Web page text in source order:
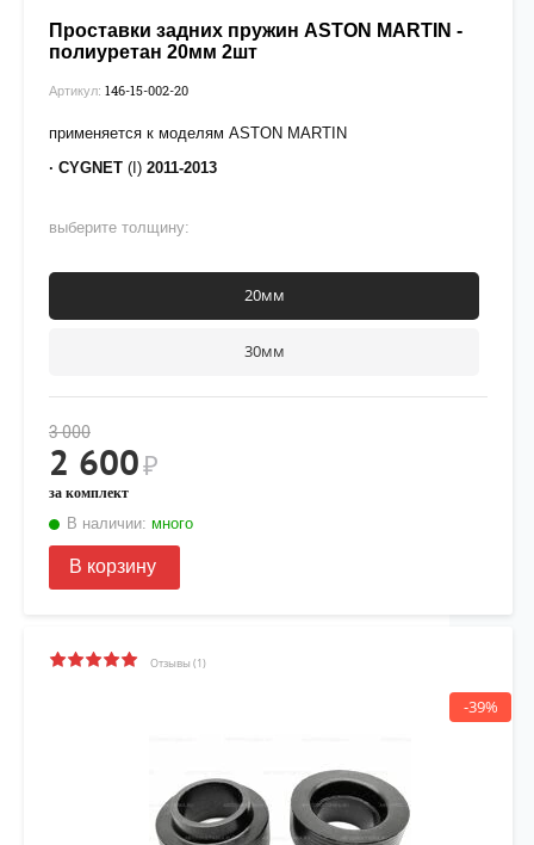
Проставки задних пружин ASTON MARTIN -
полиуретан 20мм 2шт
Артикул: 146-15-002-20
применяется к моделям ASTON MARTIN
· CYGNET (I) 2011-2013
выберите толщину:
20мм
30мм
3 000
2 600₽
за комплект
В наличии: много
В корзину
Отзывы (1)
-39%